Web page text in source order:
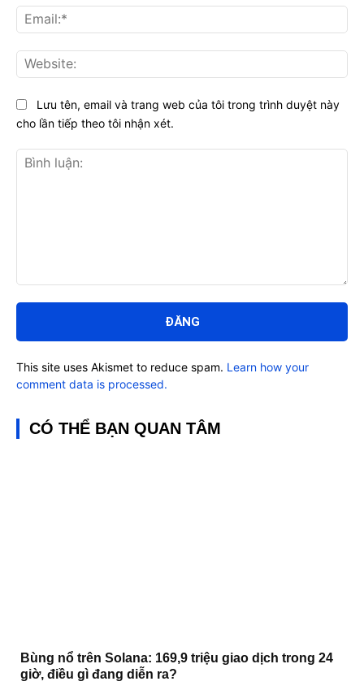
luận:
Lưu tên, email và trang web của tôi trong trình duyệt này
cho lần tiếp theo tôi nhận xét.
This site uses Akismet to reduce spam. Learn how your
comment data is processed.
CÓ THỂ BẠN QUAN TÂM
Bùng nổ trên Solana: 169,9 triệu giao dịch trong 24
giờ, điều gì đang diễn ra?